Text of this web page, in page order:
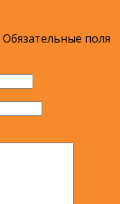
Обязательные поля